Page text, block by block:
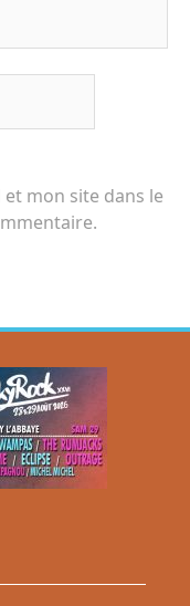
mon site dans le